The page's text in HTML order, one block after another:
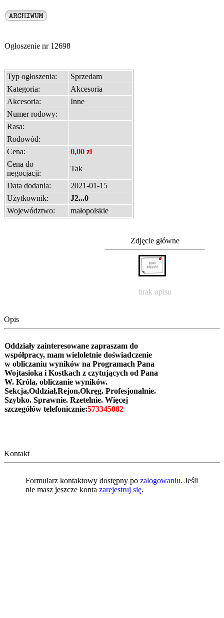
Ogłoszenie nr 12698
Typ ogłoszenia:
Sprzedam
Kategoria:
Akcesoria
Akcesoria:
Inne
Numer rodowy:
Rasa:
Rodowód:
Cena:
0,00 zł
Cena do
negocjacji:
Tak
Data dodania:
2021-01-15
Użytkownik:
J2...0
Województwo:
małopolskie
Zdjęcie główne
brak opisu
Opis
Oddziały zainteresowane zapraszam do
współpracy, mam wieloletnie doświadczenie
w obliczaniu wyników na Programach Pana
Wojtasioka i Kostkach z czytujących od Pana
W. Króla, obliczanie wyników.
Sekcja,Oddział,Rejon,Okręg. Profesjonalnie.
Szybko. Sprawnie. Rzetelnie. Więcej
szczegółów telefonicznie:573345082
Kontakt
Formularz kontaktowy dostępny pozalogowaniu. Jeśli
nie masz jeszcze kontazarejestruj się.